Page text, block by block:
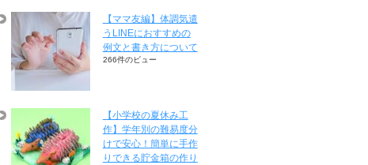
【ママ友編】体調気遣
うLINEにおすすめの
例文と書き方について
266件のビュー
【小学校の夏休み工
作】学年別の難易度分
けで安心！簡単に手作
りできる貯金箱の作り